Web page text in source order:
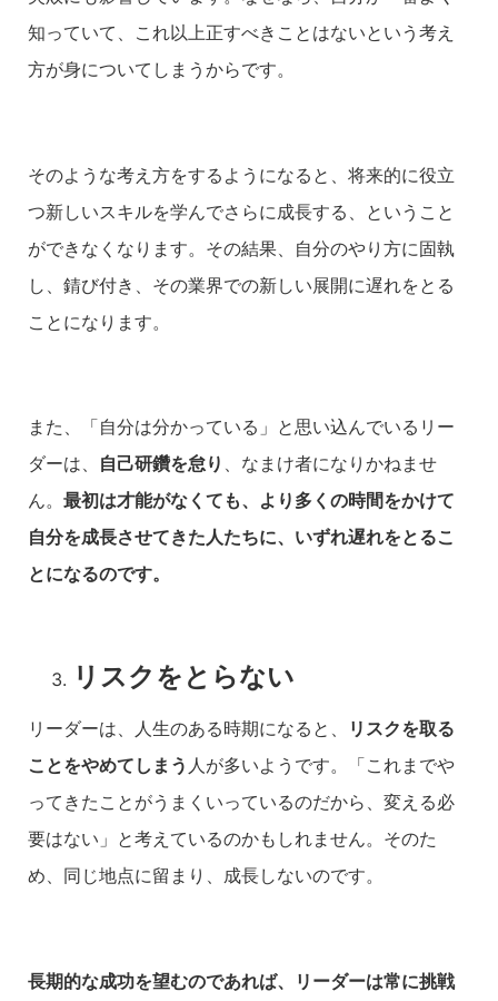
知っていて、これ以上正すべきことはないという考え
方が身についてしまうからです。
そのような考え方をするようになると、将来的に役立
つ新しいスキルを学んでさらに成長する、ということ
ができなくなります。その結果、自分のやり方に固執
し、錆び付き、その業界での新しい展開に遅れをとる
ことになります。
また、「自分は分かっている」と思い込んでいるリー
ダーは、 自己研鑽を怠り 、なまけ者になりかねませ
ん。 最初は才能がなくても、より多くの時間をかけて
自分を成長させてきた人たちに、いずれ遅れをとるこ
とになるのです。
リスクをとらない
リーダーは、人生のある時期になると、
リスクを取る
ことをやめてしまう 人が多いようです。「これまでや
ってきたことがうまくいっているのだから、変える必
要はない」と考えているのかもしれません。そのた
め、同じ地点に留まり、成長しないのです。
長期的な成功を望むのであれば、リーダーは常に挑戦